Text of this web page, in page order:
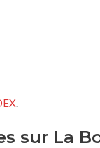
.
sur La